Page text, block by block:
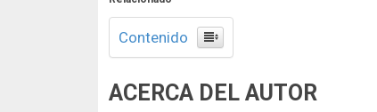
Contenido
ACERCA DEL AUTOR